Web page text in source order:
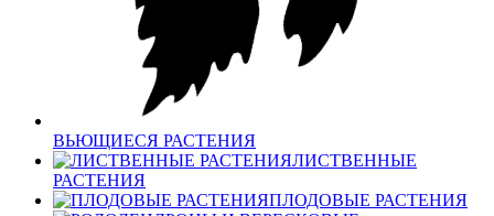
ВЬЮЩИЕСЯ РАСТЕНИЯ
ЛИСТВЕННЫЕ
РАСТЕНИЯ
ПЛОДОВЫЕ РАСТЕНИЯ